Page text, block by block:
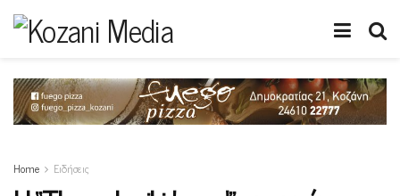
Home Ειδήσεις